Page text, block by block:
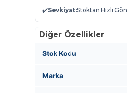
✔️Sevkiyat:Stoktan Hızlı
Diğer Özellikler
Stok Kodu
Marka